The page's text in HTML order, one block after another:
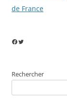
des
de France
Facebook
Twitter
Rechercher